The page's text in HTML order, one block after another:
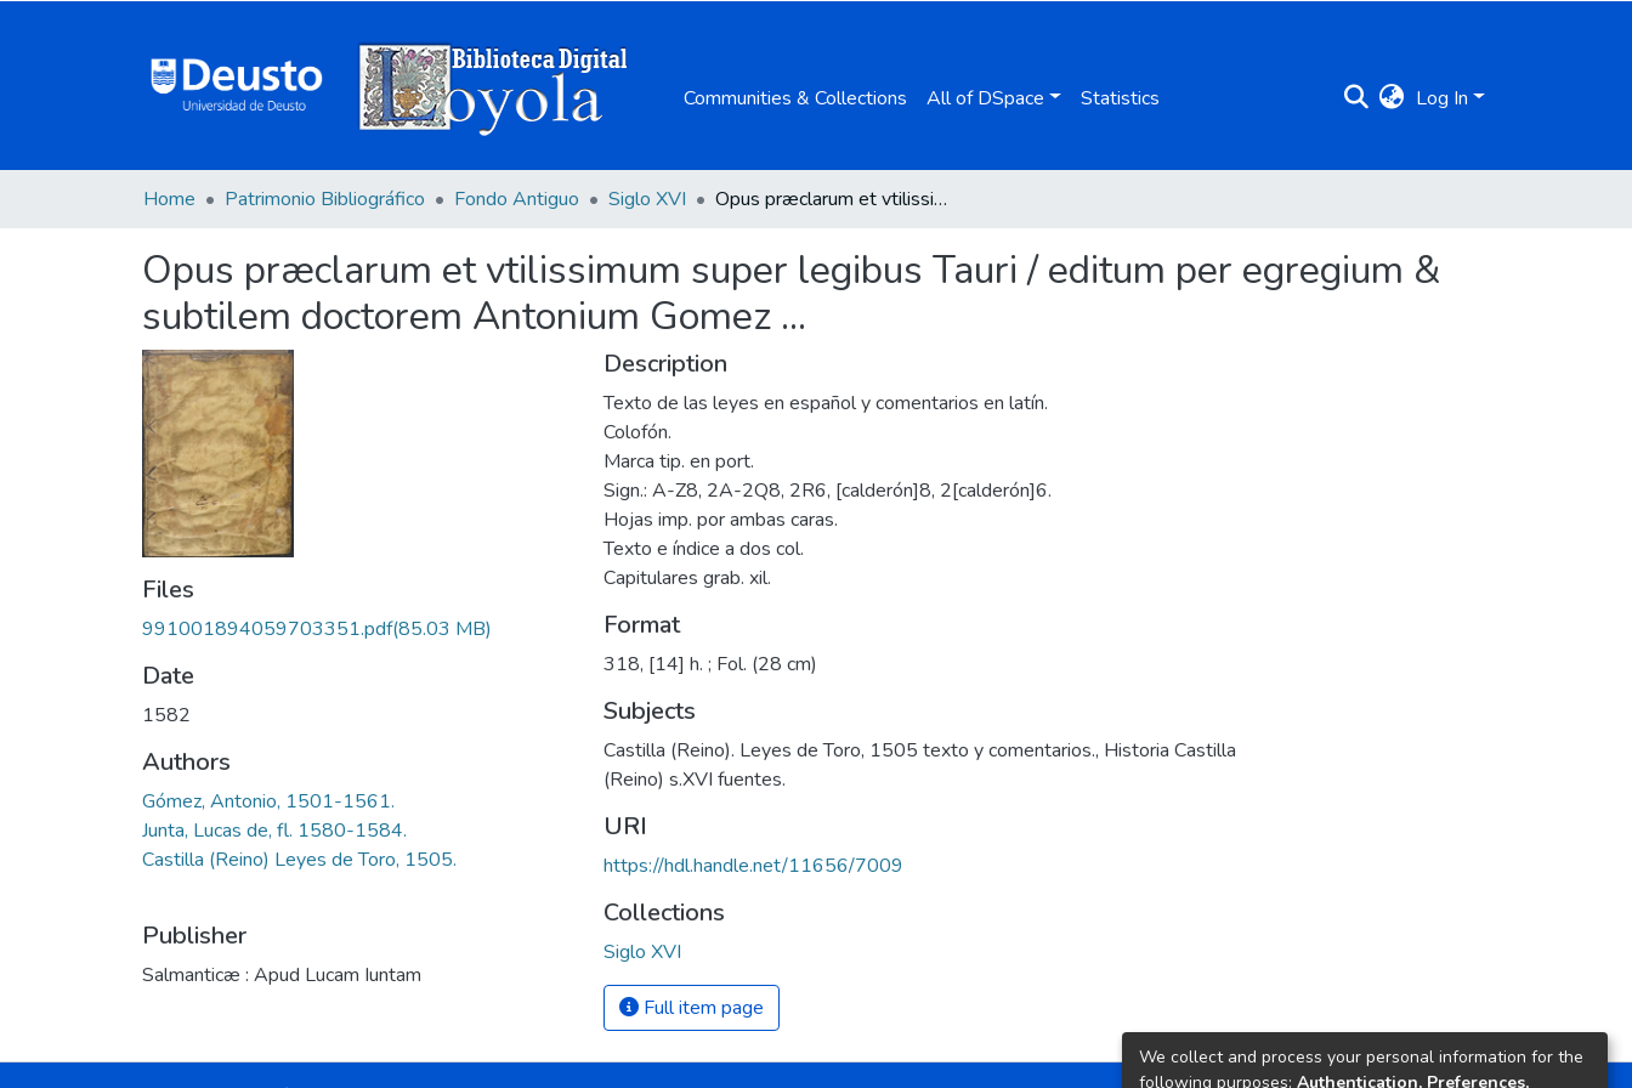
Communities & Collections All of DSpace Statistics Log In
Home Patrimonio Bibliográfico Fondo Antiguo Siglo XVI Opus præclarum et vtilissimum super legibus Tauri / editum per egregium & subtilem doctorem Antonium Gomez ...
Opus præclarum et vtilissimum super legibus Tauri / editum per egregium &
subtilem doctorem Antonium Gomez ...
Files
991001894059703351.pdf(85.03 MB)
Date
1582
Authors
Gómez, Antonio, 1501-1561.
Junta, Lucas de, fl. 1580-1584.
Castilla (Reino) Leyes de Toro, 1505.
Publisher
Salmanticæ : Apud Lucam Iuntam
Description
Texto de las leyes en español y comentarios en latín.
Colofón.
Marca tip. en port.
Sign.: A-Z8, 2A-2Q8, 2R6, [calderón]8, 2[calderón]6.
Hojas imp. por ambas caras.
Texto e índice a dos col.
Capitulares grab. xil.
Format
318, [14] h. ; Fol. (28 cm)
Subjects
Castilla (Reino). Leyes de Toro, 1505 texto y comentarios., Historia Castilla
(Reino) s.XVI fuentes.
URI
https://hdl.handle.net/11656/7009
Collections
Siglo XVI
Full item page
We collect and process your personal information for the
following purposes: Authentication, Preferences,